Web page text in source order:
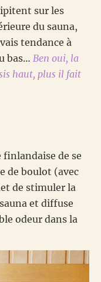
sur les
du sauna,
tendance à
bas… Ben oui, la
haut, plus il fait
de se
de boulot (avec
de stimuler la
et diffuse
odeur dans la